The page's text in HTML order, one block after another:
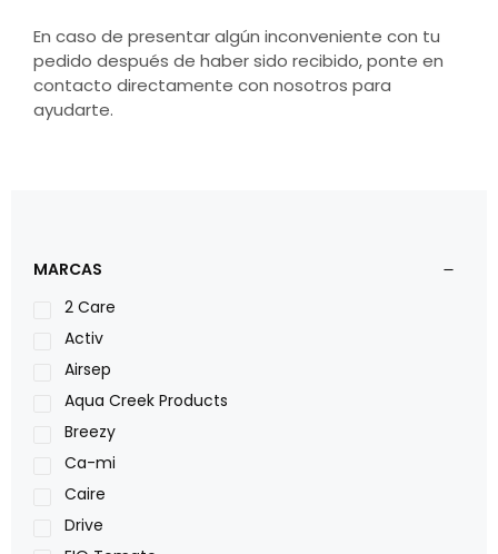
En caso de presentar algún inconveniente con tu
pedido después de haber sido recibido, ponte en
contacto directamente con nosotros para
ayudarte.
MARCAS
2 Care
Activ
Airsep
Aqua Creek Products
Breezy
Ca-mi
Caire
Drive